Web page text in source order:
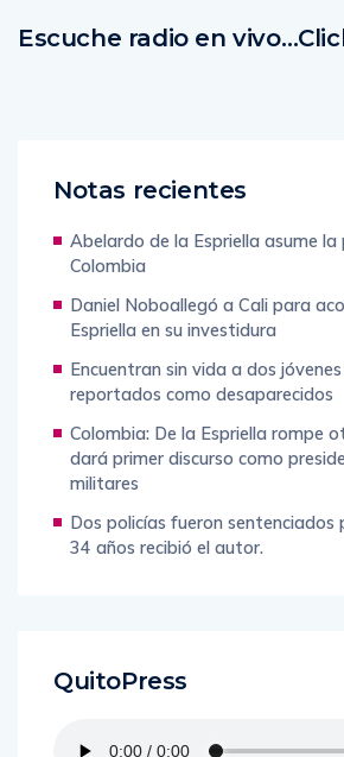
Escuche radio en
Notas recientes
Abelardo de la Espriella asume la
Colombia
Daniel Noboallegó a Cali para
Espriella en su investidura
Encuentran sin vida a dos
reportados como desaparecidos
Colombia: De la Espriella rompe
dará primer discurso como
militares
Dos policías fueron sentenciados
34 años recibió el autor.
QuitoPress